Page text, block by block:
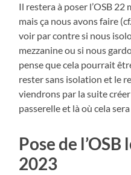
Il restera à poser l’OSB
mais ça nous avons faire
voir par contre si nous
mezzanine ou si nous
pense que cela pourrait
rester sans isolation et le
viendrons par la suite
passerelle et là où cela
Pose de
2023